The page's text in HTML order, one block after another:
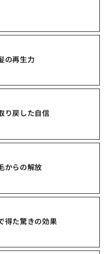
の再生力
り戻した自信
からの解放
得た驚きの効果